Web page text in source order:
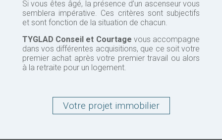
Si vous êtes âgé, la présence d’un ascenseur vous
semblera impérative. Ces critères sont subjectifs
et sont fonction de la situation de chacun.
TYGLAD Conseil et Courtage vous accompagne
dans vos différentes acquisitions, que ce soit votre
premier achat après votre premier travail ou alors
à la retraite pour un logement.
Votre projet immobilier